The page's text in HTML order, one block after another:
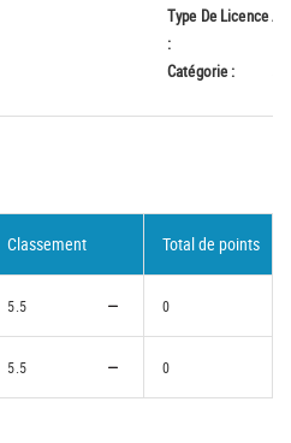
Type De Licence
:
A
Catégorie :
Classement Total de points
5.5 0
5.5 0